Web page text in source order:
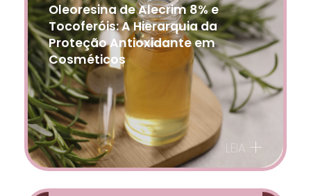
Oleoresina de Alecrim 8% e
Tocoferóis: A Hierarquia da
Proteção Antioxidante em
Cosméticos
LEIA +